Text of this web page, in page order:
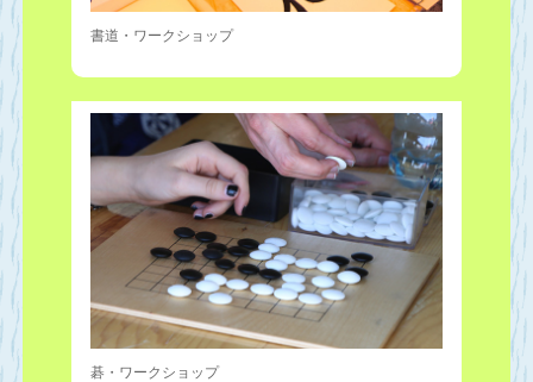
書道・ワークショップ
碁・ワークショップ